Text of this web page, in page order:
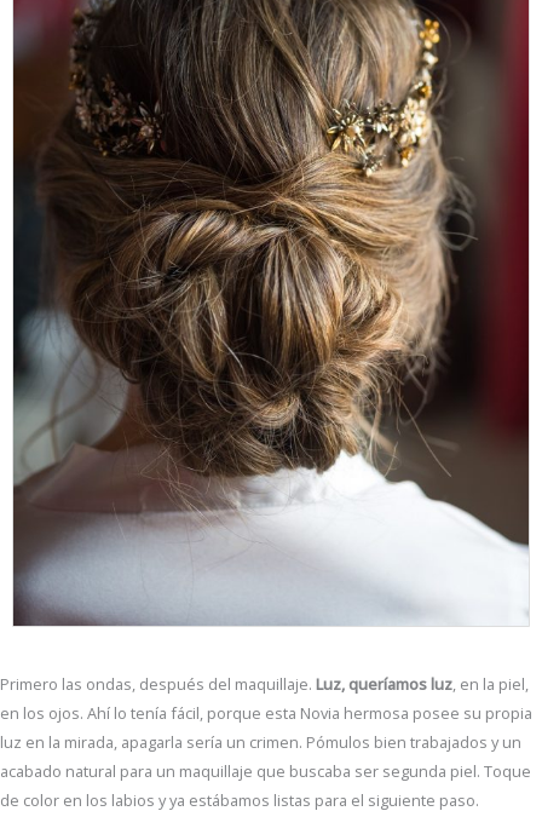
Primero las ondas, después del maquillaje. Luz, queríamos luz, en la piel,
en los ojos. Ahí lo tenía fácil, porque esta Novia hermosa posee su propia
luz en la mirada, apagarla sería un crimen. Pómulos bien trabajados y un
acabado natural para un maquillaje que buscaba ser segunda piel. Toque
de color en los labios y ya estábamos listas para el siguiente paso.